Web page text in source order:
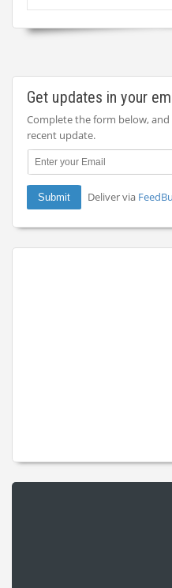
Get updates in your
Complete the form below,
recent update.
Deliver via